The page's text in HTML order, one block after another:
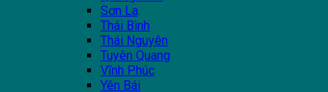
Sơn La
Thái Bình
Thái Nguyên
Tuyên Quang
Vĩnh Phúc
Yên Bái